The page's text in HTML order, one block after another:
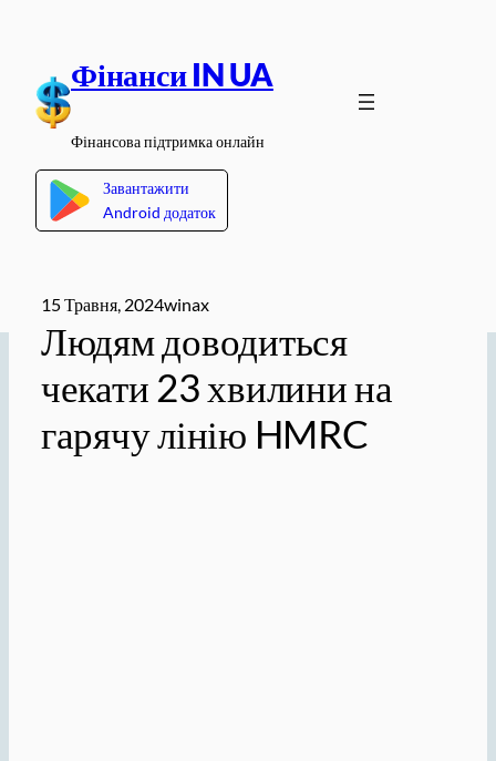
вмісту
Фінанси IN UA
Фінансова підтримка онлайн
Завантажити
Android додаток
15 Травня, 2024winax
Людям доводиться
чекати 23 хвилини на
гарячу лінію HMRC